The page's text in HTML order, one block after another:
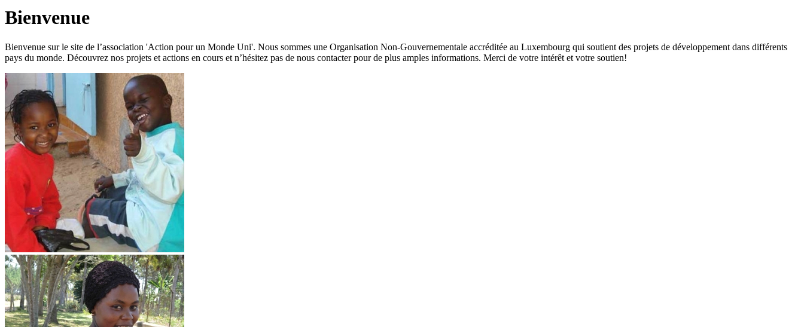
Bienvenue
Bienvenue sur le site de l’association 'Action pour un Monde Uni'. Nous sommes une Organisation Non-Gouvernementale accréditée au Luxembourg qui soutient des projets de développement dans différents
pays du monde. Découvrez nos projets et actions en cours et n’hésitez pas de nous contacter pour de plus amples informations. Merci de votre intérêt et votre soutien!